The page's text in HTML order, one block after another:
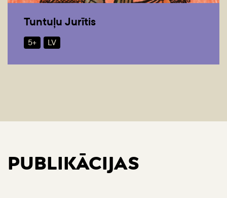
Tuntuļu Jurītis
5+ LV
PUBLIKĀCIJAS